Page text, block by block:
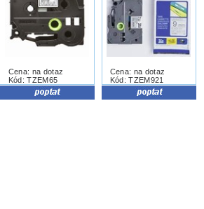
Cena: na dotaz
Kód: TZEM65
Cena: na dotaz
Kód: TZEM921